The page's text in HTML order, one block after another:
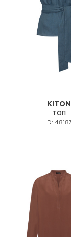
KITON
ТОП
ID: